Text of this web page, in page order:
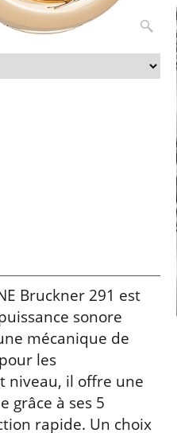
Bruckner 291 est
sonore
mécanique de
les
niveau, il offre une
grâce à ses 5
rapide. Un choix